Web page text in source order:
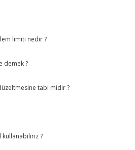
limiti nedir ?
demek ?
tabi midir ?
kullanabiliriz ?